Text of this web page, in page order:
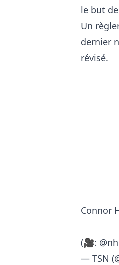
le but
Un
dernier
révisé.
Connor
(🎥:
— TSN